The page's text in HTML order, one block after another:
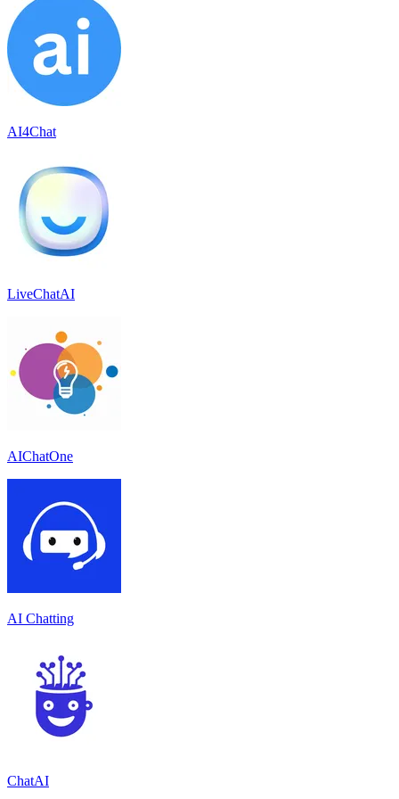
AI4Chat
LiveChatAI
AIChatOne
AI Chatting
ChatAI